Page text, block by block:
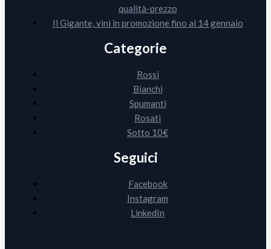
qualità-prezzo
Il Gigante, vini in promozione fino al 14 gennaio
Categorie
Rossi
Bianchi
Spumanti
Rosati
Sotto 10€
Seguici
Facebook
Instagram
LinkedIn